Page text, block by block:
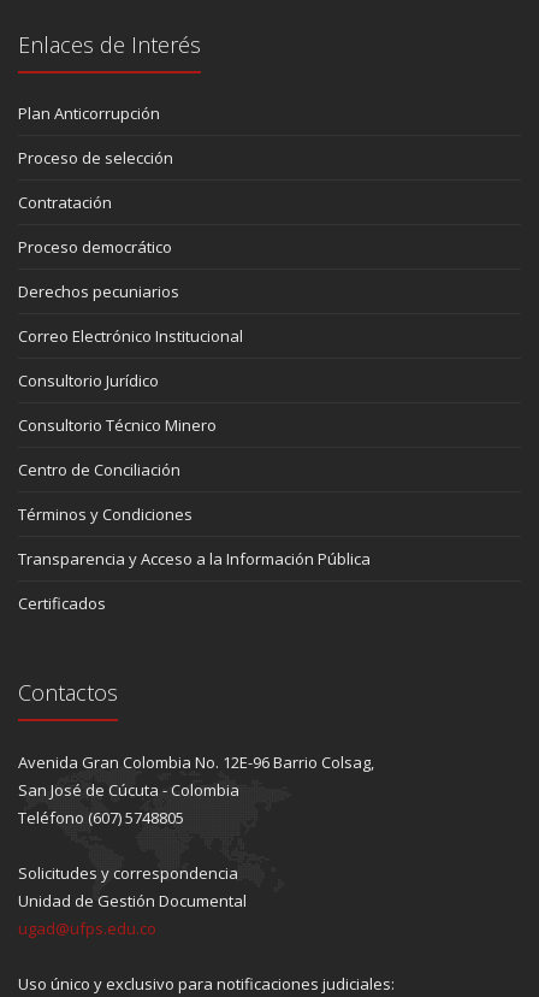
Enlaces de Interés
Plan Anticorrupción
Proceso de selección
Contratación
Proceso democrático
Derechos pecuniarios
Correo Electrónico Institucional
Consultorio Jurídico
Consultorio Técnico Minero
Centro de Conciliación
Términos y Condiciones
Transparencia y Acceso a la Información Pública
Certificados
Contactos
Avenida Gran Colombia No. 12E-96 Barrio Colsag,
San José de Cúcuta - Colombia
Teléfono (607) 5748805
Solicitudes y correspondencia
Unidad de Gestión Documental
ugad@ufps.edu.co
Uso único y exclusivo para notificaciones judiciales: